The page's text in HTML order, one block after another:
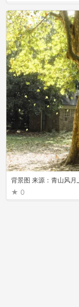
背景图 来源：青山风月_
0